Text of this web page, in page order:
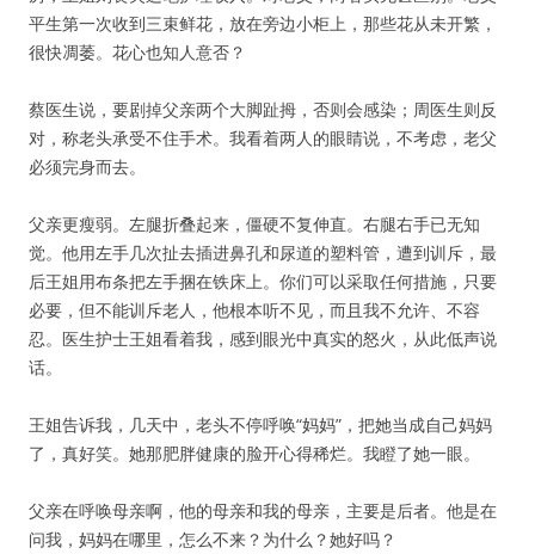
平生第一次收到三束鲜花，放在旁边小柜上，那些花从未开繁，
很快凋萎。花心也知人意否？
蔡医生说，要剧掉父亲两个大脚趾拇，否则会感染；周医生则反
对，称老头承受不住手术。我看着两人的眼睛说，不考虑，老父
必须完身而去。
父亲更瘦弱。左腿折叠起来，僵硬不复伸直。右腿右手已无知
觉。他用左手几次扯去插进鼻孔和尿道的塑料管，遭到训斥，最
后王姐用布条把左手捆在铁床上。你们可以采取任何措施，只要
必要，但不能训斥老人，他根本听不见，而且我不允许、不容
忍。医生护士王姐看着我，感到眼光中真实的怒火，从此低声说
话。
王姐告诉我，几天中，老头不停呼唤“妈妈”，把她当成自己妈妈
了，真好笑。她那肥胖健康的脸开心得稀烂。我瞪了她一眼。
父亲在呼唤母亲啊，他的母亲和我的母亲，主要是后者。他是在
问我，妈妈在哪里，怎么不来？为什么？她好吗？